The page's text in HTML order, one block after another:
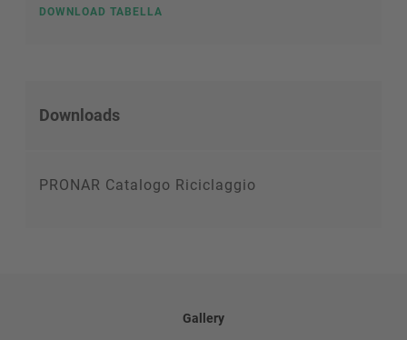
DOWNLOAD TABELLA
Downloads
PRONAR Catalogo Riciclaggio
Gallery